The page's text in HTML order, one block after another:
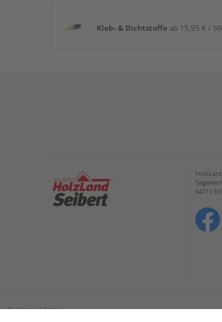
Kleb- & Dichtstoffe ab 15,95 € /
64711
©HolzLand GmbH